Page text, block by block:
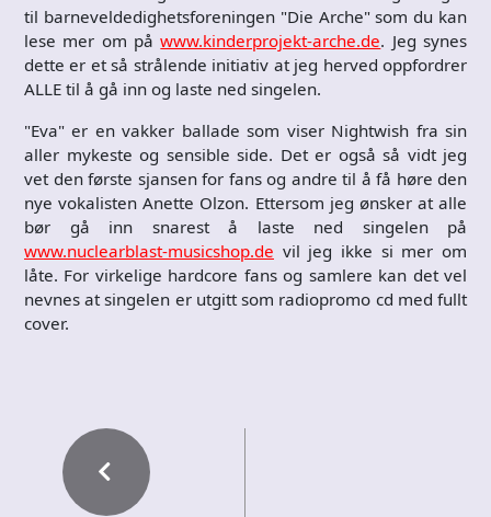
til barneveldedighetsforeningen "Die Arche" som du kan
lese mer om påwww.kinderprojekt-arche.de. Jeg synes
dette er et så strålende initiativ at jeg herved oppfordrer
ALLE til å gå inn og laste ned singelen.
"Eva" er en vakker ballade som viser Nightwish fra sin
aller mykeste og sensible side. Det er også så vidt jeg
vet den første sjansen for fans og andre til å få høre den
nye vokalisten Anette Olzon. Ettersom jeg ønsker at alle
bør gå inn snarest å laste ned singelen på
www.nuclearblast-musicshop.de vil jeg ikke si mer om
låte. For virkelige hardcore fans og samlere kan det vel
nevnes at singelen er utgitt som radiopromo cd med fullt
cover.